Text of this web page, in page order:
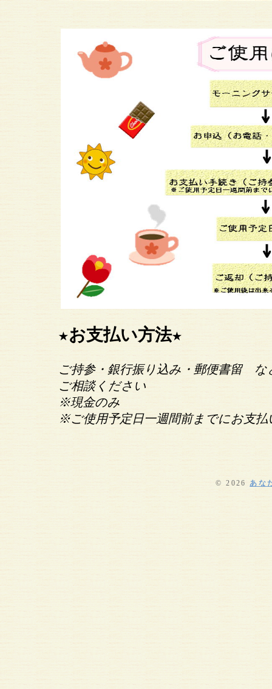
★お支払い方法★
ご持参・銀行振り込み・郵便書留
ご相談ください
※現金のみ
※ご使用予定日一週間前までにお支
© 2026あな